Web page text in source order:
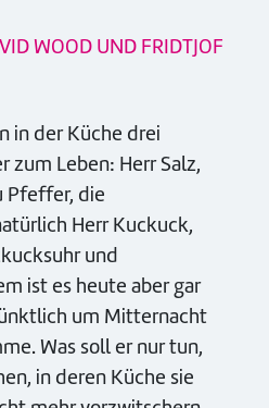
WOOD UND FRIDTJOF
in der Küche drei
zum Leben: Herr Salz,
Pfeffer, die
Herr Kuckuck,
und
ist es heute aber gar
um Mitternacht
Was soll er nur tun,
in deren Küche sie